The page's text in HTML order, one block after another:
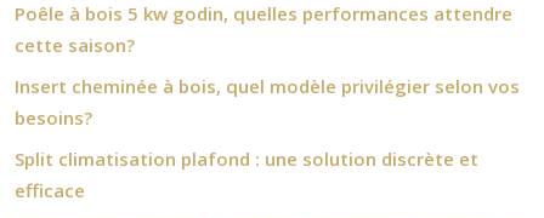
Poêle à bois 5 kw godin, quelles performances attendre
cette saison?
Insert cheminée à bois, quel modèle privilégier selon vos
besoins?
Split climatisation plafond : une solution discrète et
efficace